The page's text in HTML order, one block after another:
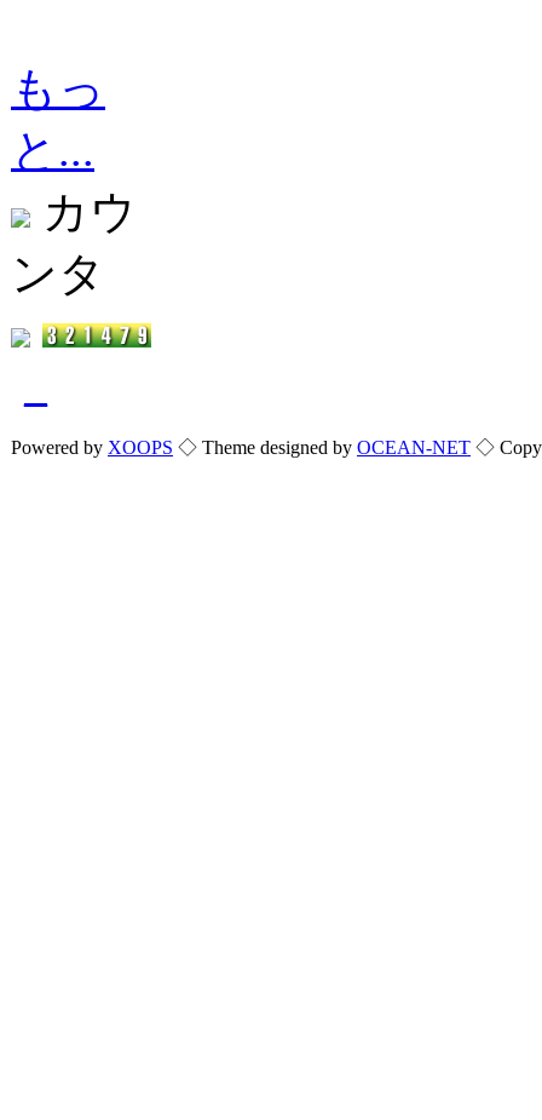
もっ
と...
カウ
ンタ
Powered by XOOPS ◇ Theme designed by OCEAN-NET ◇